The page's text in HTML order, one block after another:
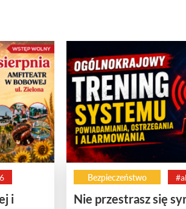
i
Bezpieczeństwo
Nie przestrasz się